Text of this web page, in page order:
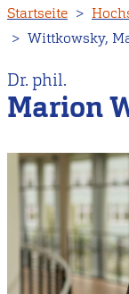
zum
Inhalt
Startseite
Wittkowsky,
Dr. phil.
Marion